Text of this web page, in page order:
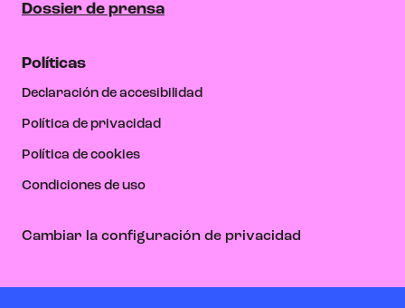
Dossier de prensa
Políticas
Declaración de accesibilidad
Política de privacidad
Política de cookies
Condiciones de uso
Cambiar la configuración de privacidad